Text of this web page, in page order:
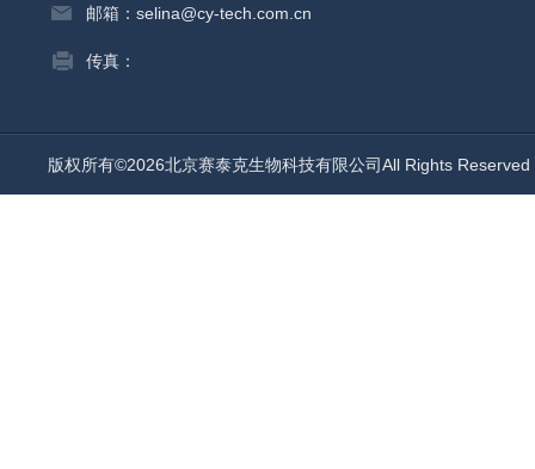
邮箱：selina@cy-tech.com.cn
传真：
版权所有©2026北京赛泰克生物科技有限公司All Rights